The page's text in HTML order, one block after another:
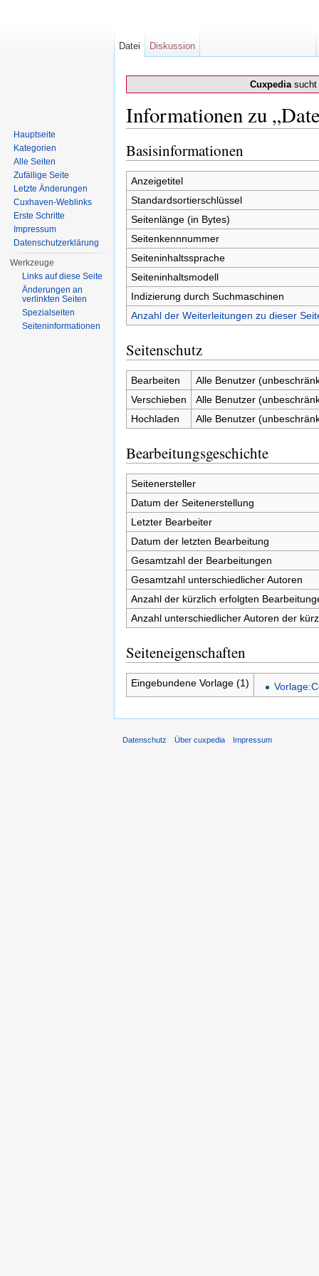
Cuxpediasucht
Informationen zu
Basisinformationen
Anzeigetitel
Standardsortierschlüssel
Seitenlänge (in Bytes)
Seitenkennnummer
Seiteninhaltssprache
Seiteninhaltsmodell
Indizierung durch Suchmaschinen
Anzahl der Weiterleitungen zu dieser
Seitenschutz
Bearbeiten
Alle Benutzer
Verschieben
Alle Benutzer
Hochladen
Alle Benutzer
Bearbeitungsgeschichte
Seitenersteller
Datum der Seitenerstellung
Letzter Bearbeiter
Datum der letzten Bearbeitung
Gesamtzahl der Bearbeitungen
Gesamtzahl unterschiedlicher Autoren
Anzahl der kürzlich erfolgten
Anzahl unterschiedlicher Autoren der
Seiteneigenschaften
Eingebundene Vorlage (1)
Datei Diskussion
Hauptseite
Kategorien
Alle Seiten
Zufällige Seite
Letzte Änderungen
Cuxhaven-Weblinks
Erste Schritte
Impressum
Datenschutzerklärung
Werkzeuge
Links auf diese Seite
Änderungen an
verlinkten Seiten
Spezialseiten
Seiten­informationen
Datenschutz Über cuxpedia Impressum